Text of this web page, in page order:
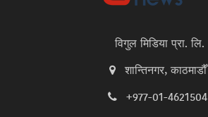
विगुल मिडिया प्रा. लि.
शान्तिनगर, काठमाडौँ
+977-01-4621504